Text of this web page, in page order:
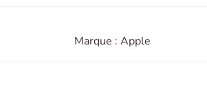
Marque : Apple